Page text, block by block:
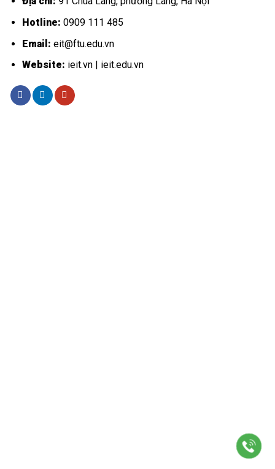
Hotline: 0909 111 485
Email: eit@ftu.edu.vn
Website: ieit.vn | ieit.edu.vn